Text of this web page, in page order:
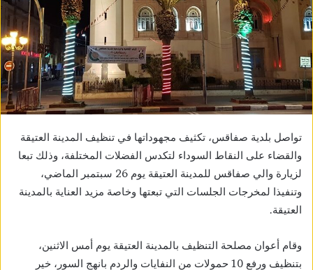
تواصل بلدية صفاقس، تكثيف مجهوداتها في تنظيف المدينة العتيقة
والقضاء على النقاط السوداء لتكدس الفضلات المختلفة، وذلك تبعا
لزيارة والي صفاقس للمدينة العتيقة يوم 26 سبتمبر الماضي،
وتنفيذا لمخرجات الجلسات التي تبعتها وخاصة مزيد العناية بالمدينة
العتيقة.
وقام أعوان مصلحة التنظيف بالمدينة العتيقة يوم أمس الاثنين،
بتنظيف ورفع 10 حمولات من النفايات والردم بانهج السور، خير